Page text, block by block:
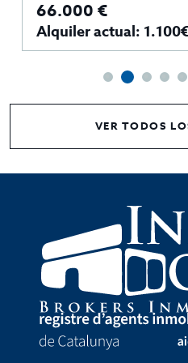
66.000 €
Alquiler actual:
VER TODOS